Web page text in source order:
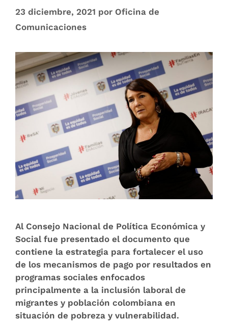
23 diciembre, 2021 por Oficina de
Comunicaciones
Al Consejo Nacional de Política Económica y
Social fue presentado el documento que
contiene la estrategia para fortalecer el uso
de los mecanismos de pago por resultados en
programas sociales enfocados
principalmente a la inclusión laboral de
migrantes y población colombiana en
situación de pobreza y vulnerabilidad.